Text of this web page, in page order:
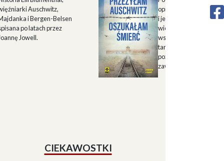
Auschwitz,
i Bergen-Belsen
po latach przez
Jowell.
opisu historii Górnego
i jego mieszkańców w
wieku oraz zapisu
wspomnień
tamtych terenów, które
pozwalają lepiej
zawiłe koleje losu
CIEKAWOSTKI